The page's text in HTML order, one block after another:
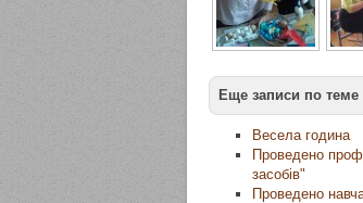
Еще записи по теме
Весела година
Проведено
засобів"
Проведено